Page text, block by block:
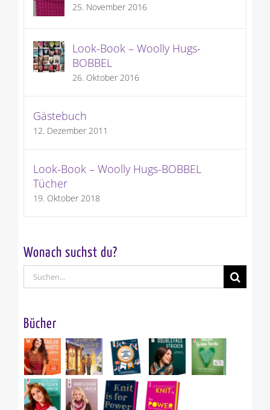
25. November 2016
Look-Book – Woolly Hugs-
BOBBEL
26. Oktober 2016
Gästebuch
12. Dezember 2011
Look-Book – Woolly Hugs-BOBBEL
Tücher
19. Oktober 2018
Wonach suchst du?
Suche
nach:
Bücher